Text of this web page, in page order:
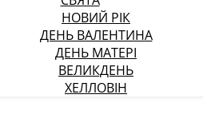
НОВИЙ РІК
ДЕНЬ ВАЛЕНТИНА
ДЕНЬ МАТЕРІ
ВЕЛИКДЕНЬ
ХЕЛЛОВІН